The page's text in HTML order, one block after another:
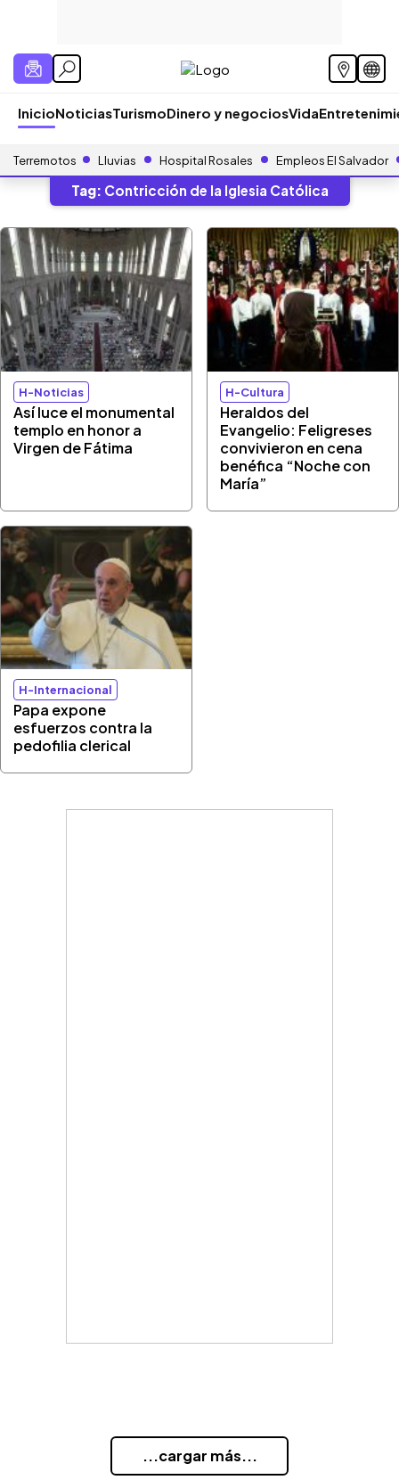
InicioNoticiasTurismoDinero y negociosVida
Terremotos Lluvias Hospital Rosales Empleos El Salvador
Tag: Contricción de la Iglesia Católica
H-Noticias
Así luce el monumental
templo en honor a
Virgen de Fátima
H-Cultura
Heraldos del
Evangelio: Feligreses
convivieron en cena
benéfica “Noche con
María”
H-Internacional
Papa expone
esfuerzos contra la
pedofilia clerical
...cargar más...